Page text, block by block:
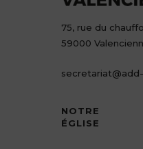
75, rue du
59000
NOTRE
ÉGLISE